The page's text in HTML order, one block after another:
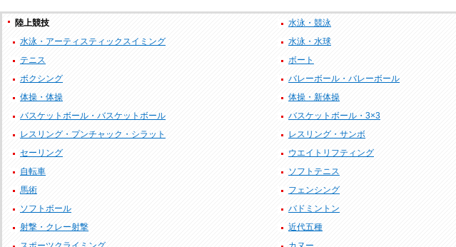
陸上競技 水泳・競泳
水泳・アーティスティックスイミング
水泳・水球
テニス
ボート
ボクシング
バレーボール・バレーボール
体操・体操
体操・新体操
バスケットボール・バスケットボール
バスケットボール・3×3
レスリング・プンチャック・シラット
レスリング・サンボ
セーリング
ウエイトリフティング
自転車
ソフトテニス
馬術
フェンシング
ソフトボール
バドミントン
射撃・クレー射撃
近代五種